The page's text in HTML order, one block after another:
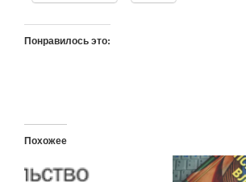
Понравилось это:
Похожее